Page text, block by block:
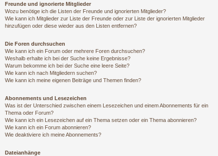
Freunde und ignorierte Mitglieder
Wozu benötige ich die Listen der Freunde und ignorierten Mitglieder?
Wie kann ich Mitglieder zur Liste der Freunde oder zur Liste der ignorierten Mitglieder
hinzufügen oder diese wieder aus den Listen entfernen?
Die Foren durchsuchen
Wie kann ich ein Forum oder mehrere Foren durchsuchen?
Weshalb erhalte ich bei der Suche keine Ergebnisse?
Warum bekomme ich bei der Suche eine leere Seite?
Wie kann ich nach Mitgliedern suchen?
Wie kann ich meine eigenen Beiträge und Themen finden?
Abonnements und Lesezeichen
Was ist der Unterschied zwischen einem Lesezeichen und einem Abonnements für ein
Thema oder Forum?
Wie kann ich ein Lesezeichen auf ein Thema setzen oder ein Thema abonnieren?
Wie kann ich ein Forum abonnieren?
Wie deaktiviere ich meine Abonnements?
Dateianhänge